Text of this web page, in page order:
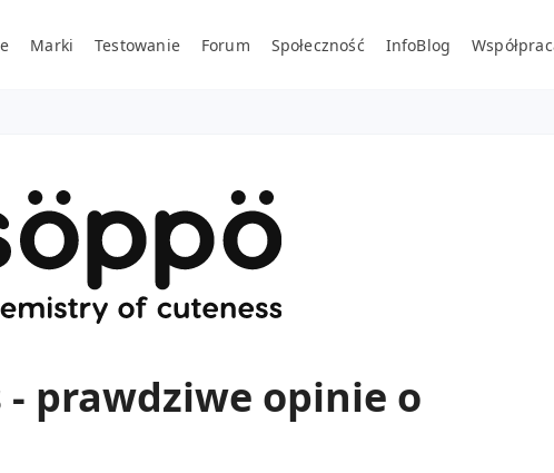
Marki Testowanie Forum Społeczność InfoBlog
- prawdziwe opinie o